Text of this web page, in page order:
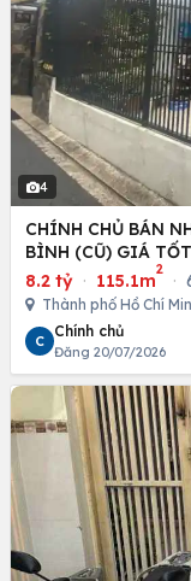
4
CHÍNH CHỦ BÁN
BÌNH (CŨ) GIÁ TỐT
8.2 tỷ · 115.1m
2
·
Thành phố Hồ Chí
C
Chính chủ
Đăng 20/07/2026